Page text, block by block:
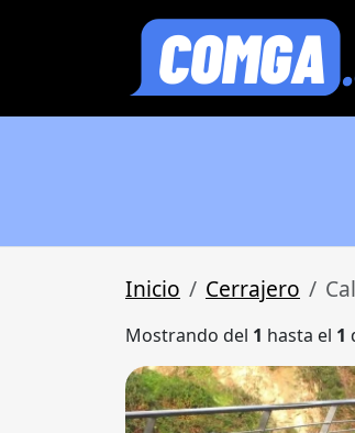
Inicio Cerrajero
Mostrando del 1 hasta el 1